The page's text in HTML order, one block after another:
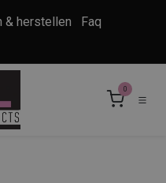
& herstellen
Faq
0